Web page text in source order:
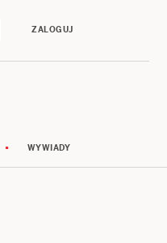
ZALOGUJ
WYWIADY